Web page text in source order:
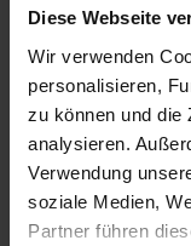
Diese Webseite
Wir verwenden
personalisieren,
zu können und die
analysieren.
Verwendung
soziale Medien,
Partner führen
65,90 €
inkl. ges. USt.,zzgl.
Sofort
Deutschlands